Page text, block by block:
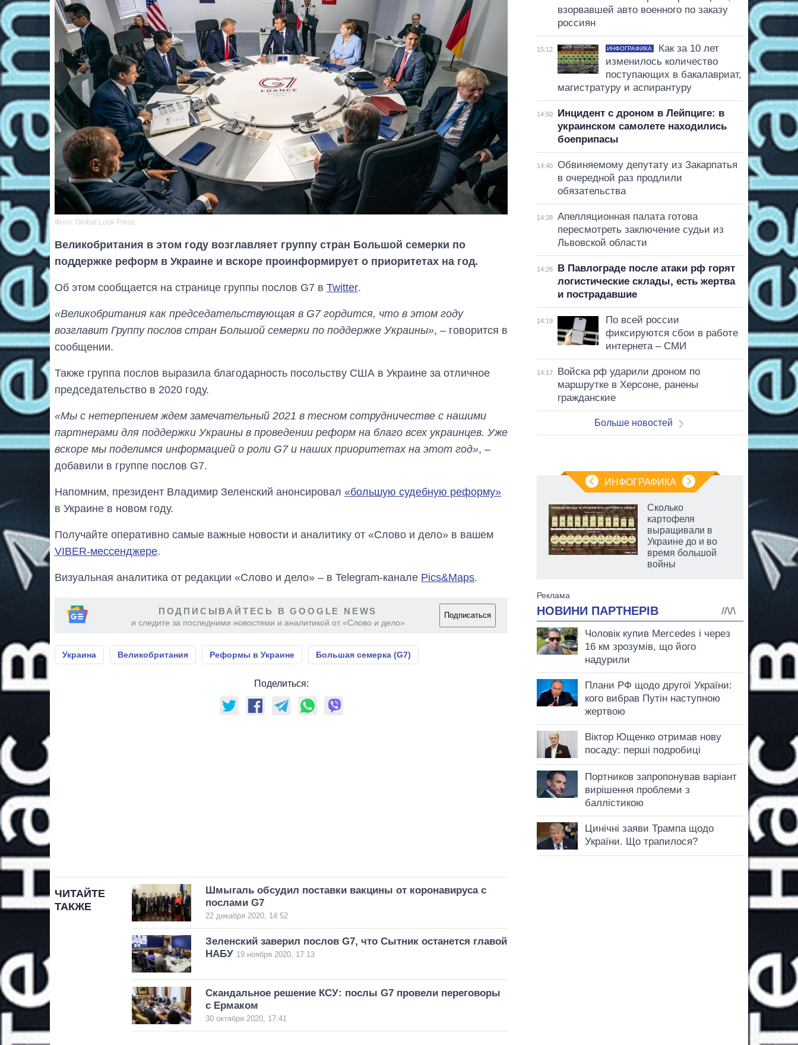
Фото: Global Look Press
Великобритания в этом году возглавляет группу стран Большой семерки по
поддержке реформ в Украине и вскоре проинформирует о приоритетах на год.
Об этом сообщается на странице группы послов G7 в Twitter.
«Великобритания как председательствующая в G7 гордится, что в этом году
возглавит Группу послов стран Большой семерки по поддержке Украины», – говорится в
сообщении.
Также группа послов выразила благодарность посольству США в Украине за отличное
председательство в 2020 году.
«Мы с нетерпением ждем замечательный 2021 в тесном сотрудничестве с нашими
партнерами для поддержки Украины в проведении реформ на благо всех украинцев. Уже
вскоре мы поделимся информацией о роли G7 и наших приоритетах на этот год», –
добавили в группе послов G7.
Напомним, президент Владимир Зеленский анонсировал «большую судебную реформу»
в Украине в новом году.
Получайте оперативно самые важные новости и аналитику от «Слово и дело» в вашем
VIBER-мессенджере.
Визуальная аналитика от редакции «Слово и дело» – в Telegram-канале Pics&Maps.
ПОДПИСЫВАЙТЕСЬ В GOOGLE NEWS
и следите за последними новостями и аналитикой от «Слово и дело»
Подписаться
Украина Великобритания Реформы в Украине Большая семерка (G7)
Поделиться:
ЧИТАЙТЕ
ТАКЖЕ
Шмыгаль обсудил поставки вакцины от коронавируса с
послами G7
22 декабря 2020, 14:52
Зеленский заверил послов G7, что Сытник останется главой
НАБУ 19 ноября 2020, 17:13
Скандальное решение КСУ: послы G7 провели переговоры
с Ермаком
30 октября 2020, 17:41
взорвавшей авто военного по заказу
россиян
15:12 ИНФОГРАФИКА
Как за 10 лет
изменилось количество
поступающих в бакалавриат,
магистратуру и аспирантуру
14:50
Инцидент с дроном в Лейпциге: в
украинском самолете находились
боеприпасы
14:40
Обвиняемому депутату из Закарпатья
в очередной раз продлили
обязательства
14:38
Апелляционная палата готова
пересмотреть заключение судьи из
Львовской области
14:26
В Павлограде после атаки рф горят
логистические склады, есть жертва
и пострадавшие
14:19
По всей россии
фиксируются сбои в работе
интернета – СМИ
14:17
Войска рф ударили дроном по
маршрутке в Херсоне, ранены
гражданские
Больше новостей
ИНФОГРАФИКА
ударов по Украине
за лето: Киев и
Сколько
картофеля
выращивали в
Украине до и во
время большой
войны